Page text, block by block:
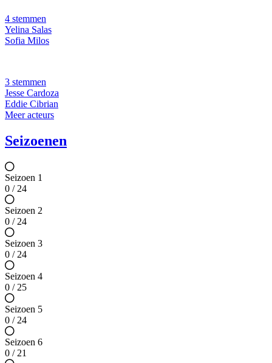
4 stemmen
Yelina Salas
Sofia Milos
3 stemmen
Jesse Cardoza
Eddie Cibrian
Meer acteurs
Seizoenen
Seizoen 1
0 / 24
Seizoen 2
0 / 24
Seizoen 3
0 / 24
Seizoen 4
0 / 25
Seizoen 5
0 / 24
Seizoen 6
0 / 21